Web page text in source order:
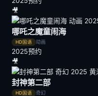
🎥
哪吒之魔童闹海
HD国语 动画
2025预约
🎥
封神第二部
HD国语 奇幻